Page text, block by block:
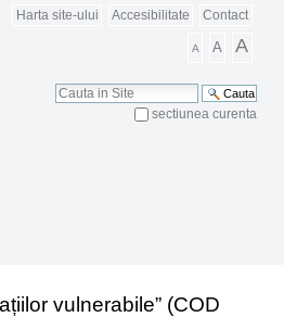
Harta site-ului Accesibilitate Contact
A A A
Cauta
sectiunea curenta
vulnerabile” (COD